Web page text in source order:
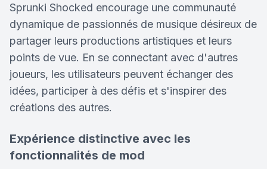
Sprunki Shocked encourage une communauté
dynamique de passionnés de musique désireux de
partager leurs productions artistiques et leurs
points de vue. En se connectant avec d'autres
joueurs, les utilisateurs peuvent échanger des
idées, participer à des défis et s'inspirer des
créations des autres.
Expérience distinctive avec les
fonctionnalités de mod